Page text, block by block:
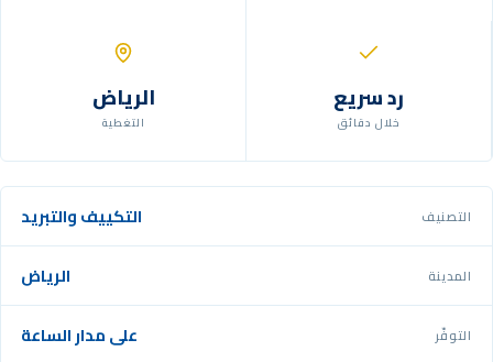
رد سريع
خلال دقائق
الرياض
التغطية
التصنيف التكييف والتبريد
المدينة الرياض
التوفّر على مدار الساعة